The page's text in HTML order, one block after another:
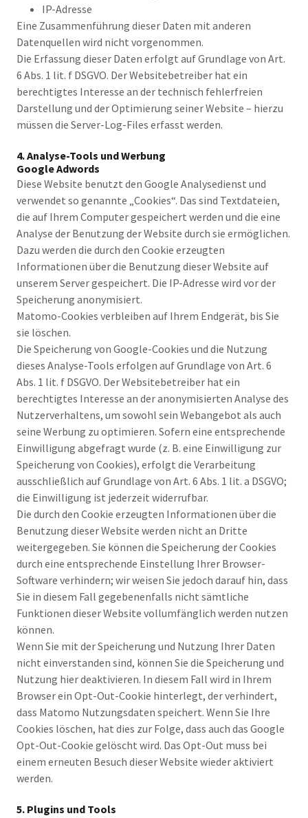
IP-Adresse
Eine Zusammenführung dieser Daten mit anderen
Datenquellen wird nicht vorgenommen.
Die Erfassung dieser Daten erfolgt auf Grundlage von Art.
6 Abs. 1 lit. f DSGVO. Der Websitebetreiber hat ein
berechtigtes Interesse an der technisch fehlerfreien
Darstellung und der Optimierung seiner Website – hierzu
müssen die Server-Log-Files erfasst werden.
4. Analyse-Tools und Werbung
Google Adwords
Diese Website benutzt den Google Analysedienst und
verwendet so genannte „Cookies“. Das sind Textdateien,
die auf Ihrem Computer gespeichert werden und die eine
Analyse der Benutzung der Website durch sie ermöglichen.
Dazu werden die durch den Cookie erzeugten
Informationen über die Benutzung dieser Website auf
unserem Server gespeichert. Die IP-Adresse wird vor der
Speicherung anonymisiert.
Matomo-Cookies verbleiben auf Ihrem Endgerät, bis Sie
sie löschen.
Die Speicherung von Google-Cookies und die Nutzung
dieses Analyse-Tools erfolgen auf Grundlage von Art. 6
Abs. 1 lit. f DSGVO. Der Websitebetreiber hat ein
berechtigtes Interesse an der anonymisierten Analyse des
Nutzerverhaltens, um sowohl sein Webangebot als auch
seine Werbung zu optimieren. Sofern eine entsprechende
Einwilligung abgefragt wurde (z. B. eine Einwilligung zur
Speicherung von Cookies), erfolgt die Verarbeitung
ausschließlich auf Grundlage von Art. 6 Abs. 1 lit. a DSGVO;
die Einwilligung ist jederzeit widerrufbar.
Die durch den Cookie erzeugten Informationen über die
Benutzung dieser Website werden nicht an Dritte
weitergegeben. Sie können die Speicherung der Cookies
durch eine entsprechende Einstellung Ihrer Browser-
Software verhindern; wir weisen Sie jedoch darauf hin, dass
Sie in diesem Fall gegebenenfalls nicht sämtliche
Funktionen dieser Website vollumfänglich werden nutzen
können.
Wenn Sie mit der Speicherung und Nutzung Ihrer Daten
nicht einverstanden sind, können Sie die Speicherung und
Nutzung hier deaktivieren. In diesem Fall wird in Ihrem
Browser ein Opt-Out-Cookie hinterlegt, der verhindert,
dass Matomo Nutzungsdaten speichert. Wenn Sie Ihre
Cookies löschen, hat dies zur Folge, dass auch das Google
Opt-Out-Cookie gelöscht wird. Das Opt-Out muss bei
einem erneuten Besuch dieser Website wieder aktiviert
werden.
5. Plugins und Tools